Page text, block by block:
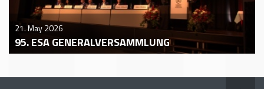
21. May 2026
95. ESA GENERALVERSAMMLUNG